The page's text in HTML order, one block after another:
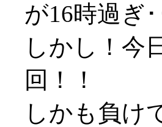
が16時過ぎ･
しかし！今
回！！
しかも負け